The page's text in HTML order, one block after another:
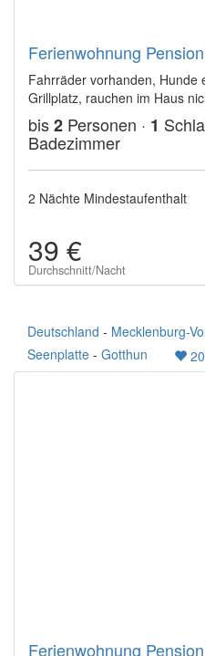
Ferienwohnung
Fahrräder vorhanden, Hunde
Grillplatz, rauchen im Haus
bis2 Personen · 1
Badezimmer
2 Nächte Mindestaufenthalt
39 €
Durchschnitt/Nacht
Deutschland - Mecklenburg-
Seenplatte - Gotthun
Ferienwohnung